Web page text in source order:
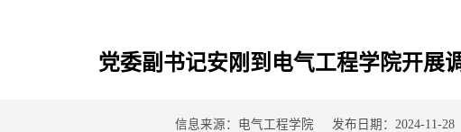
党委副书记安刚到电气工程学院开展
信息来源：电气工程学院 发布日期：2024-11-28